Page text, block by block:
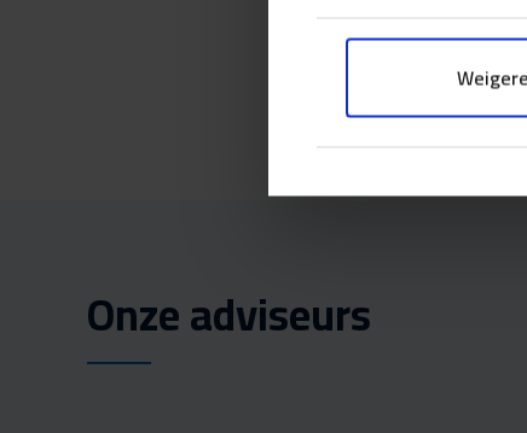
van de juiste
gebouw
Onze adviseurs